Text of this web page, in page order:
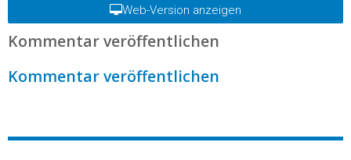
Web-Version anzeigen
Kommentar veröffentlichen
Kommentar veröffentlichen